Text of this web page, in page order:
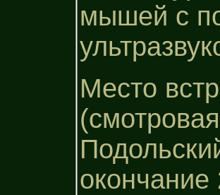
мышей с
Место
окончание